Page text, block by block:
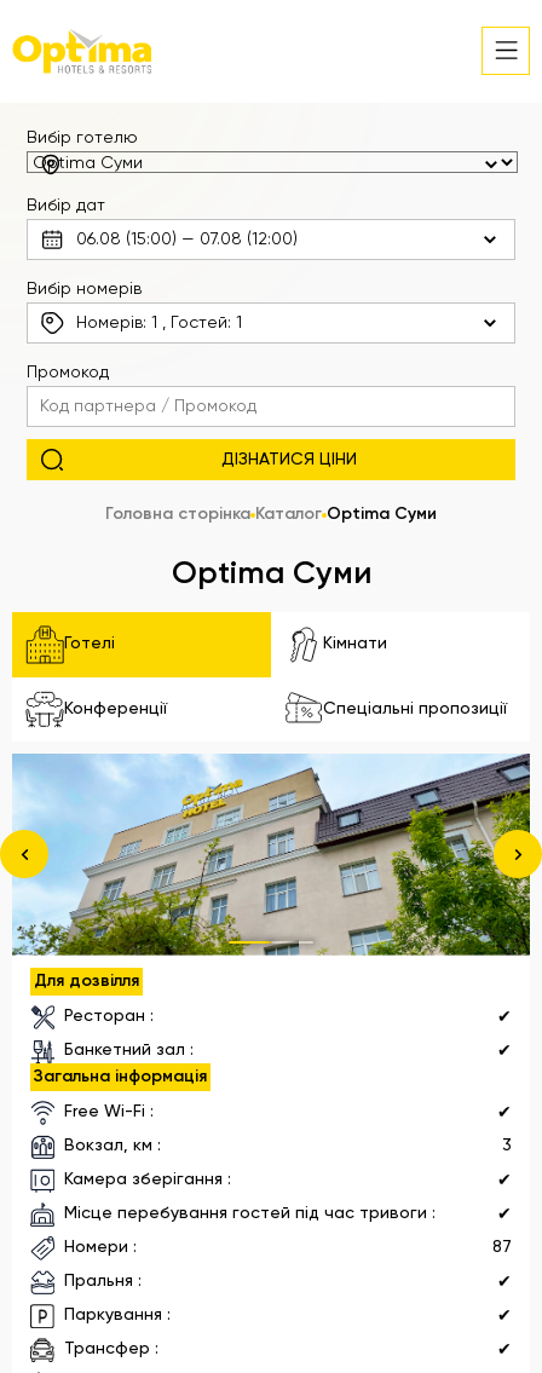
Вибір готелю
Вибір дат
Вибір номерів
Номерів:1 , Гостей: 1
Промокод
Головна сторінка Каталог Optima Суми
Optima Суми
Готелі Кімнати
Конференції Спеціальні пропозиції
Для дозвілля
Ресторан :
✔
Банкетний зал :
✔
Загальна інформація
Free Wi-Fi :
✔
Вокзал, км :
3
Камера зберігання :
✔
Місце перебування гостей під час тривоги :
✔
Номери :
87
Пральня :
✔
Паркування :
✔
Трансфер :
✔